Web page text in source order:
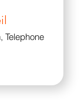
Telephone